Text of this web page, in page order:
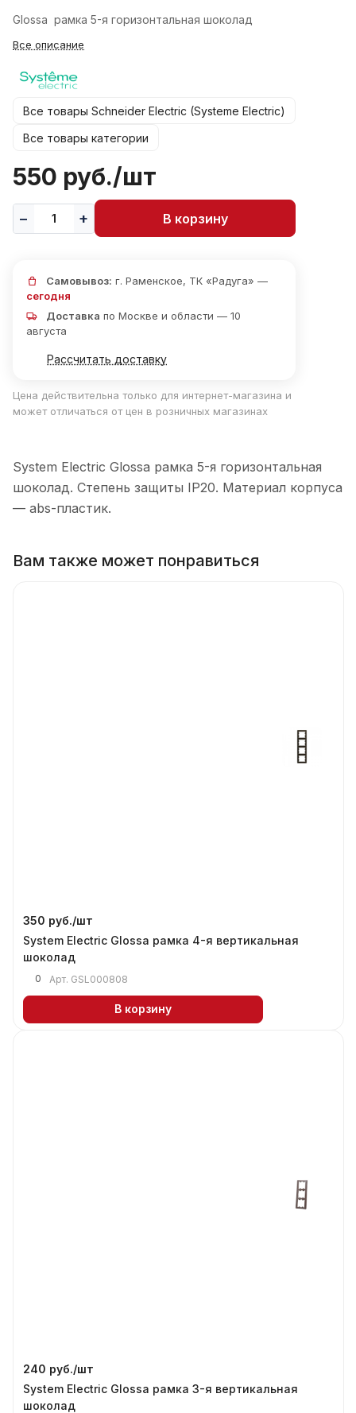
Glossa рамка 5-я горизонтальная шоколад
Все описание
Все товары Schneider Electric (Systeme Electric)
Все товары категории
550 руб./шт
В корзину
Самовывоз: г. Раменское, ТК «Радуга» —
сегодня
Доставка по Москве и области — 10
августа
Рассчитать доставку
Цена действительна только для интернет-магазина и
может отличаться от цен в розничных магазинах
System Electric Glossa рамка 5-я горизонтальная
шоколад. Степень защиты IP20. Материал корпуса
— abs-пластик.
Вам также может понравиться
350 руб./шт
System Electric Glossa рамка 4-я вертикальная
шоколад
0 Арт. GSL000808
В корзину
240 руб./шт
System Electric Glossa рамка 3-я вертикальная
шоколад